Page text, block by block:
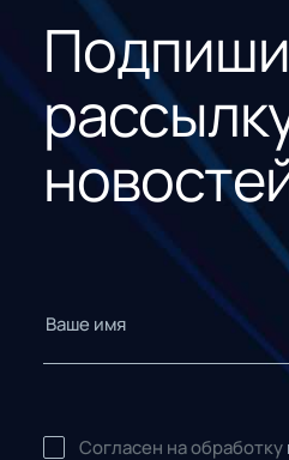
Согласен на обработку